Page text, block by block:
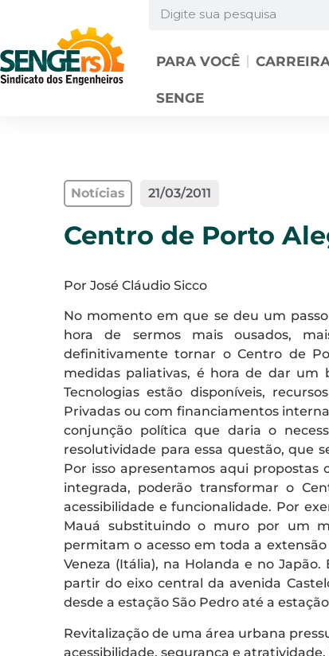
PARA VOCÊ
SENGE
Notícias 21/03/2011
Centro de Porto
Por José Cláudio Sicco
No momento em que se deu um
hora de sermos mais ousados,
definitivamente tornar o Centro de
medidas paliativas, é hora de dar um
Tecnologias estão disponíveis,
Privadas ou com financiamentos
conjunção política que daria o
resolutividade para essa questão, que
Por isso apresentamos aqui
integrada, poderão transformar o
acessibilidade e funcionalidade. Por
Mauá substituindo o muro por um
permitam o acesso em toda a
Veneza (Itália), na Holanda e no
partir do eixo central da avenida
desde a estação São Pedro até a
Revitalização de uma área urbana
acessibilidade, segurança e